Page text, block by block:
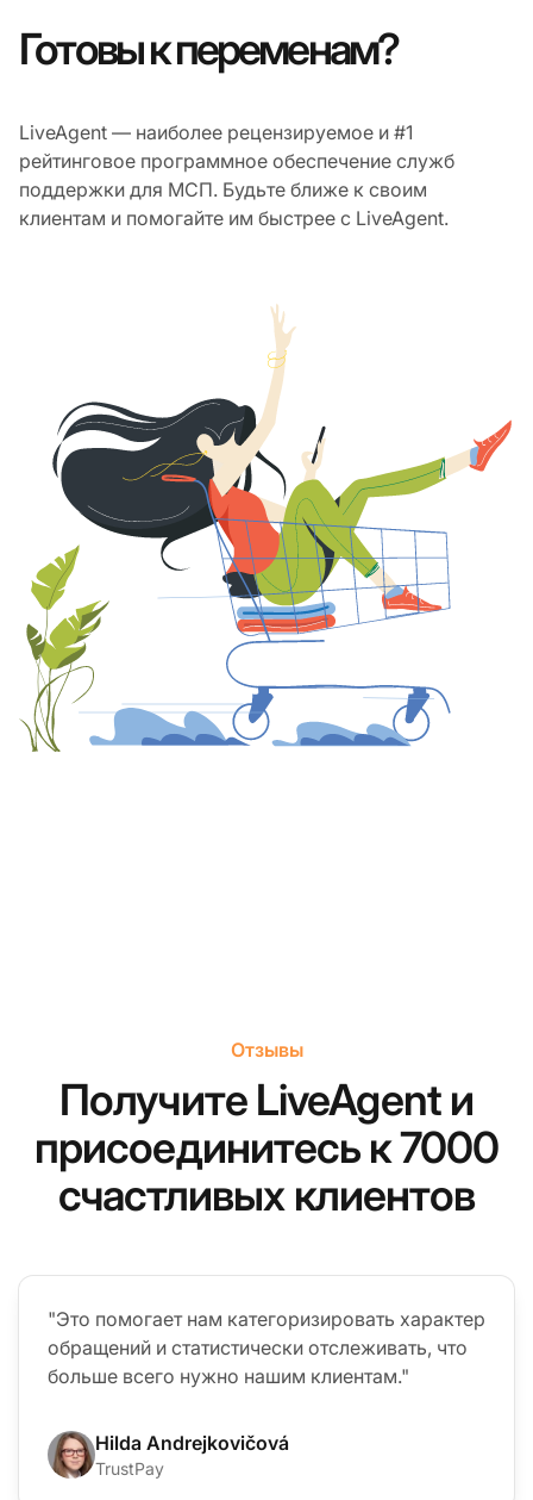
Готовы к переменам?
LiveAgent — наиболее рецензируемое и #1
рейтинговое программное обеспечение служб
поддержки для МСП. Будьте ближе к своим
клиентам и помогайте им быстрее с LiveAgent.
Отзывы
Получите LiveAgent и
присоединитесь к 7000
счастливых клиентов
"Это помогает нам категоризировать характер
обращений и статистически отслеживать, что
больше всего нужно нашим клиентам."
Hilda Andrejkovičová
TrustPay